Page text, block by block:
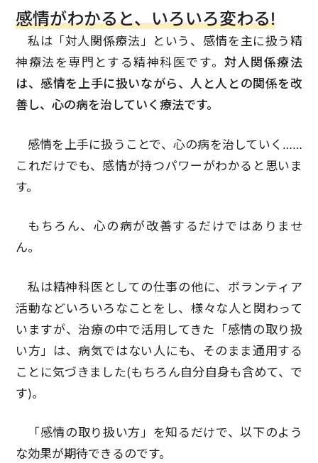
感情がわかると、いろいろ変わる!
私は「対人関係療法」という、感情を主に扱う精
神療法を専門とする精神科医です。対人関係療法
は、感情を上手に扱いながら、人と人との関係を改
善し、心の病を治していく療法です。
感情を上手に扱うことで、心の病を治していく……
これだけでも、感情が持つパワーがわかると思いま
す。
もちろん、心の病が改善するだけではありませ
ん。
私は精神科医としての仕事の他に、ボランティア
活動などいろいろなことをし、様々な人と関わって
いますが、治療の中で活用してきた「感情の取り扱
い方」は、病気ではない人にも、そのまま通用する
ことに気づきました(もちろん自分自身も含めて、で
す)。
「感情の取り扱い方」を知るだけで、以下のよう
な効果が期待できるのです。